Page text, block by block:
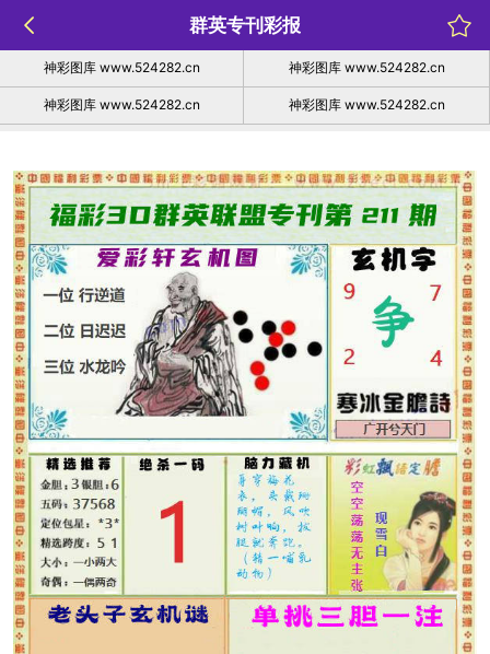
群英专刊彩报
神彩图库 www.524282.cn 神彩图库 www.524282.cn
神彩图库 www.524282.cn 神彩图库 www.524282.cn